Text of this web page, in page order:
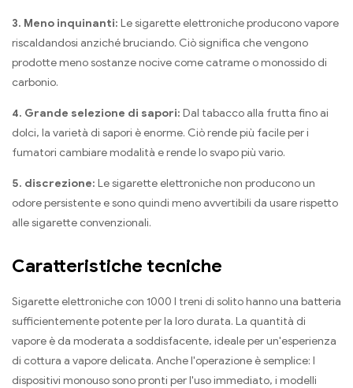
3. Meno inquinanti: Le sigarette elettroniche producono vapore
riscaldandosi anziché bruciando. Ciò significa che vengono
prodotte meno sostanze nocive come catrame o monossido di
carbonio.
4. Grande selezione di sapori: Dal tabacco alla frutta fino ai
dolci, la varietà di sapori è enorme. Ciò rende più facile per i
fumatori cambiare modalità e rende lo svapo più vario.
5. discrezione: Le sigarette elettroniche non producono un
odore persistente e sono quindi meno avvertibili da usare rispetto
alle sigarette convenzionali.
Caratteristiche tecniche
Sigarette elettroniche con 1000 I treni di solito hanno una batteria
sufficientemente potente per la loro durata. La quantità di
vapore è da moderata a soddisfacente, ideale per un'esperienza
di cottura a vapore delicata. Anche l'operazione è semplice: I
dispositivi monouso sono pronti per l'uso immediato, i modelli